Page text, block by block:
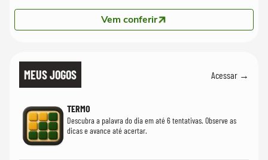
Vem conferir
MEUS JOGOS Acessar →
TERMO
Descubra a palavra do dia em até 6 tentativas. Observe as
dicas e avance até acertar.